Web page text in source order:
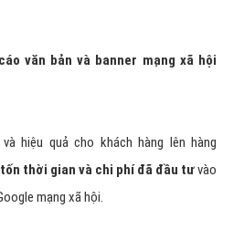
văn bản và banner mạng xã hội
hiệu quả cho khách hàng lên hàng
tốn thời gian và chi phí đã đầu tưvào
mạng xã hội.